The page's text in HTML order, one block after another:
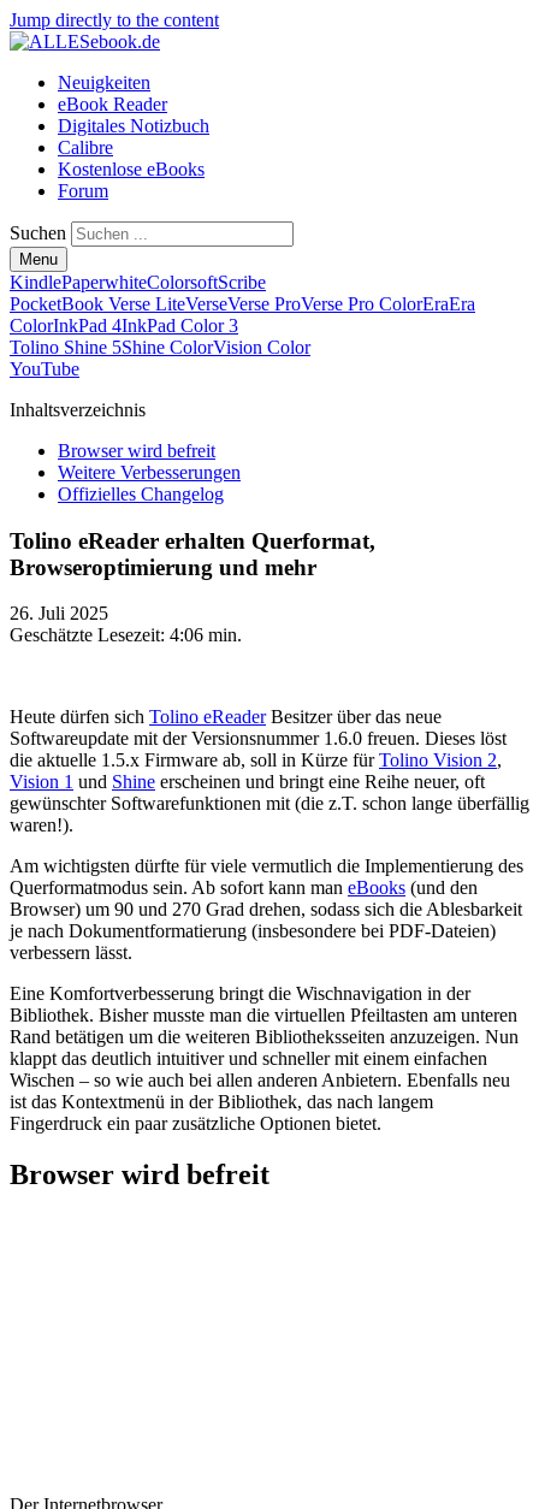
Jump directly to the content
Neuigkeiten
eBook Reader
Digitales Notizbuch
Calibre
Kostenlose eBooks
Forum
Suchen
Menu
KindlePaperwhiteColorsoftScribe
PocketBook Verse LiteVerseVerse ProVerse Pro ColorEraEra
ColorInkPad 4InkPad Color 3
Tolino Shine 5Shine ColorVision Color
YouTube
Inhaltsverzeichnis
Browser wird befreit
Weitere Verbesserungen
Offizielles Changelog
Tolino eReader erhalten Querformat,
Browseroptimierung und mehr
26. Juli 2025
Geschätzte Lesezeit: 4:06 min.
Heute dürfen sich Tolino eReaderBesitzer über das neue
Softwareupdate mit der Versionsnummer 1.6.0 freuen. Dieses löst
die aktuelle 1.5.x Firmware ab, soll in Kürze fürTolino Vision 2,
Vision 1 und Shine erscheinen und bringt eine Reihe neuer, oft
gewünschter Softwarefunktionen mit (die z.T. schon lange überfällig
waren!).
Am wichtigsten dürfte für viele vermutlich die Implementierung des
Querformatmodus sein. Ab sofort kann man eBooks (und den
Browser) um 90 und 270 Grad drehen, sodass sich die Ablesbarkeit
je nach Dokumentformatierung (insbesondere bei PDF-Dateien)
verbessern lässt.
Eine Komfortverbesserung bringt die Wischnavigation in der
Bibliothek. Bisher musste man die virtuellen Pfeiltasten am unteren
Rand betätigen um die weiteren Bibliotheksseiten anzuzeigen. Nun
klappt das deutlich intuitiver und schneller mit einem einfachen
Wischen – so wie auch bei allen anderen Anbietern. Ebenfalls neu
ist das Kontextmenü in der Bibliothek, das nach langem
Fingerdruck ein paar zusätzliche Optionen bietet.
Browser wird befreit